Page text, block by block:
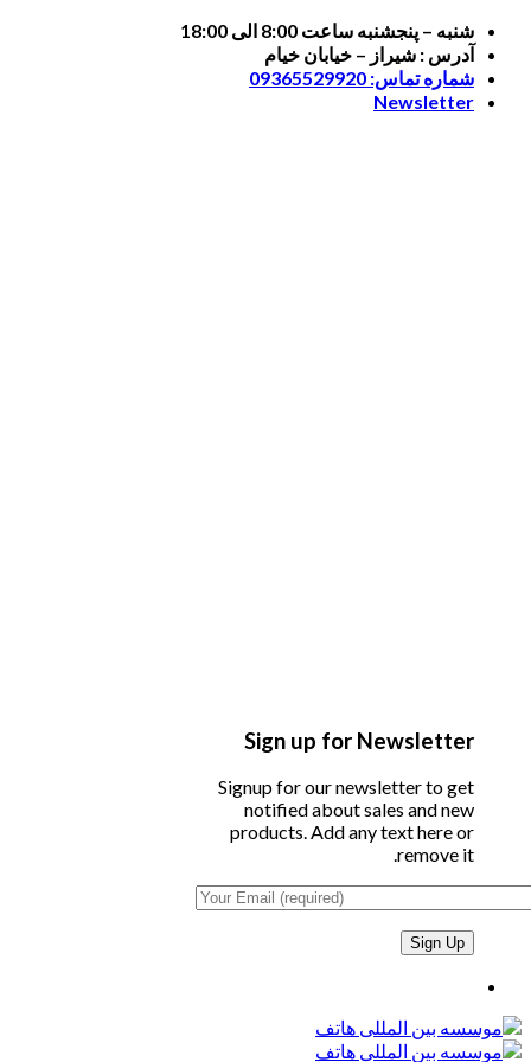
Skip
content
شنبه – پنجشنبه ساعت 8:00 الی 18:00
آدرس : شیراز – خیابان خیام
شماره تماس: 09365529920
Newsletter
Sign up for Newsletter
Signup for our newsletter to get
notified about sales and new
products. Add any text here or
remove it.